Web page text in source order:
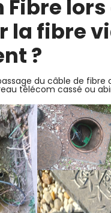
la fibre
?
du câble de
télécom cassé ou